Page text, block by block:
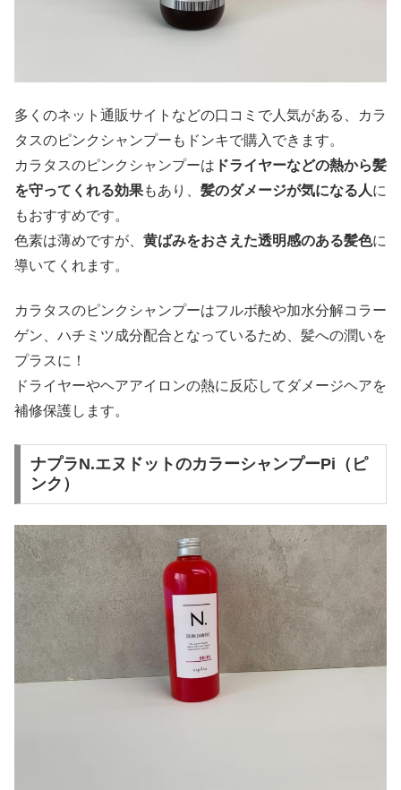
多くのネット通販サイトなどの口コミで人気がある、カラ
タスのピンクシャンプーもドンキで購入できます。
カラタスのピンクシャンプーは ドライヤーなどの熱から髪
を守ってくれる効果もあり、 髪のダメージが気になる人に
もおすすめです。
色素は薄めですが、 黄ばみをおさえた透明感のある髪色に
導いてくれます。
カラタスのピンクシャンプーはフルボ酸や加水分解コラー
ゲン、ハチミツ成分配合となっているため、髪への潤いを
プラスに！
ドライヤーやヘアアイロンの熱に反応してダメージヘアを
補修保護します。
ナプラN.エヌドットのカラーシャンプーPi（ピ
ンク）